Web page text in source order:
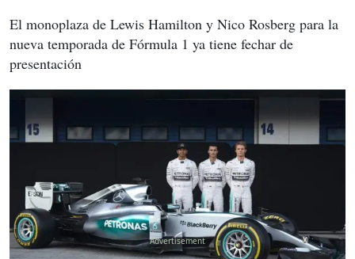
El monoplaza de Lewis Hamilton y Nico Rosberg para la
nueva temporada de Fórmula 1 ya tiene fechar de
presentación
X